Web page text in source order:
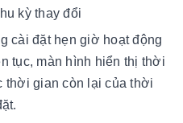
kỳ thay đổi
cài đặt hẹn giờ hoạt động
tục, màn hình hiển thị thời
thời gian còn lại của thời